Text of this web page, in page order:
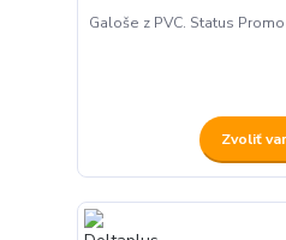
Galoše z PVC. Status
Zvoliť